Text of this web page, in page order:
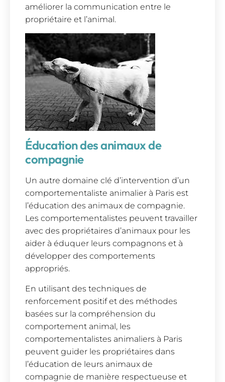
améliorer la communication entre le
propriétaire et l’animal.
Éducation des animaux de
compagnie
Un autre domaine clé d’intervention d’un
comportementaliste animalier à Paris est
l’éducation des animaux de compagnie.
Les comportementalistes peuvent travailler
avec des propriétaires d’animaux pour les
aider à éduquer leurs compagnons et à
développer des comportements
appropriés.
En utilisant des techniques de
renforcement positif et des méthodes
basées sur la compréhension du
comportement animal, les
comportementalistes animaliers à Paris
peuvent guider les propriétaires dans
l’éducation de leurs animaux de
compagnie de manière respectueuse et